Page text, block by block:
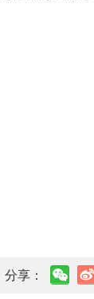
分享：